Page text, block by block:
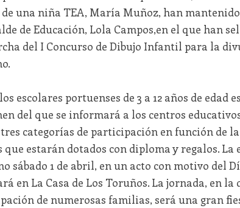
una niña TEA, María Muñoz, han
de Educación, Lola Campos,en el que han
del I Concurso de Dibujo Infantil para la
escolares portuenses de 3 a 12 años de
del que se informará a los centros
categorías de participación en función de
que estarán dotados con diploma y regalos.
sábado 1 de abril, en un acto con motivo del
en La Casa de Los Toruños. La jornada, en
de numerosas familias, será una gran